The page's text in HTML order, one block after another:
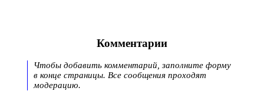
Комментарии
Чтобы добавить комментарий, заполните форму
в конце страницы. Все сообщения проходят
модерацию.